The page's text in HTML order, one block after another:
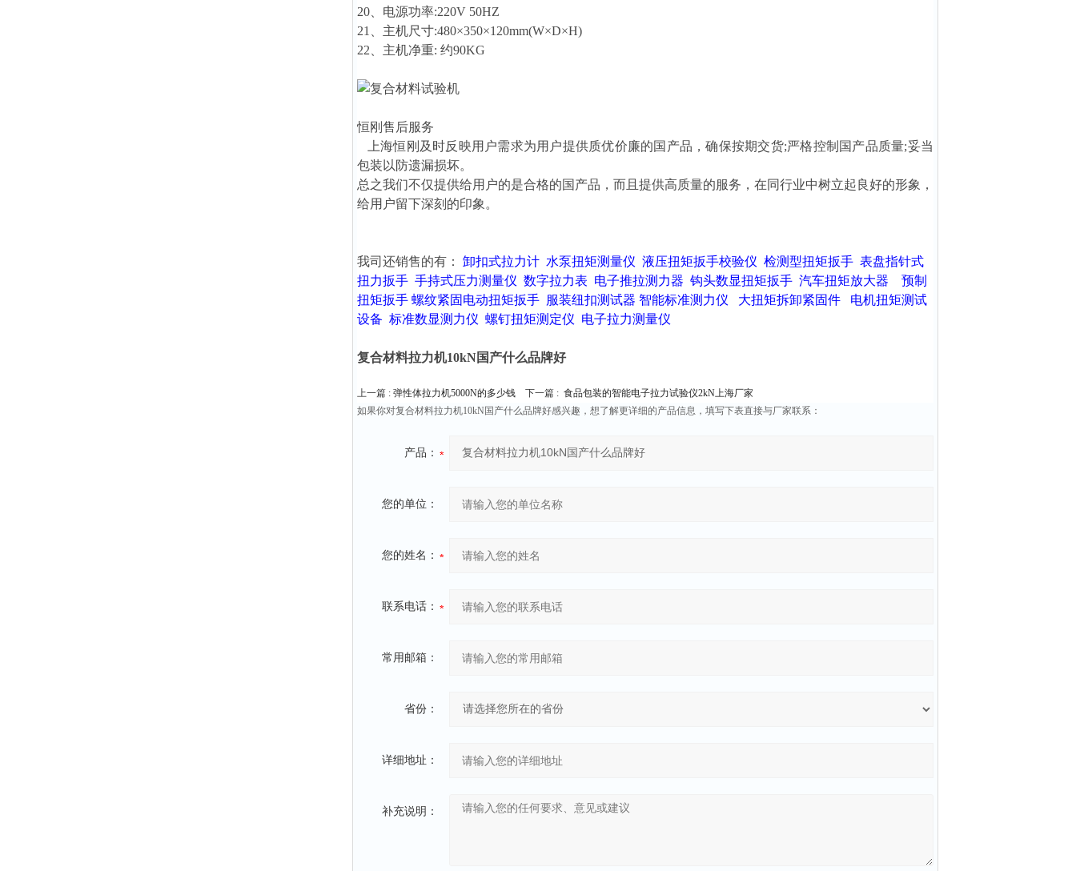
20、电源功率:220V 50HZ
21、主机尺寸:480×350×120mm(W×D×H)
22、主机净重: 约90KG
恒刚售后服务
上海恒刚及时反映用户需求为用户提供质优价廉的国产品，确保按期交货;严格控制国产品质量;妥当
包装以防遗漏损坏。
总之我们不仅提供给用户的是合格的国产品，而且提供高质量的服务，在同行业中树立起良好的形象，
给用户留下深刻的印象。
我司还销售的有： 卸扣式拉力计 水泵扭矩测量仪 液压扭矩扳手校验仪 检测型扭矩扳手 表盘指针式
扭力扳手 手持式压力测量仪 数字拉力表 电子推拉测力器 钩头数显扭矩扳手 汽车扭矩放大器
预制
扭矩扳手 螺纹紧固电动扭矩扳手 服装纽扣测试器 智能标准测力仪 大扭矩拆卸紧固件
电机扭矩测试
设备 标准数显测力仪 螺钉扭矩测定仪 电子拉力测量仪
复合材料拉力机10kN国产什么品牌好
上一篇 : 弹性体拉力机5000N的多少钱 下一篇 : 食品包装的智能电子拉力试验仪2kN上海厂家
如果你对复合材料拉力机10kN国产什么品牌好感兴趣，想了解更详细的产品信息，填写下表直接与厂家联系：
产品：
您的单位：
您的姓名：
联系电话：
常用邮箱：
省份：
详细地址：
补充说明：